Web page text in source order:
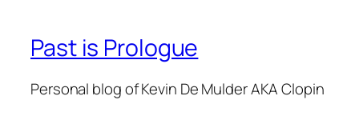
Past is Prologue
Personal blog of Kevin De Mulder AKA Clopin